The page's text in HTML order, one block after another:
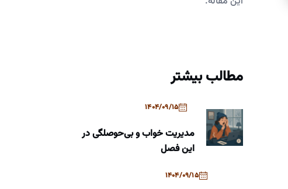
مطالب بیشتر
1404/09/15
مدیریت خواب و بی‌حوصلگی در
این فصل
1404/09/15